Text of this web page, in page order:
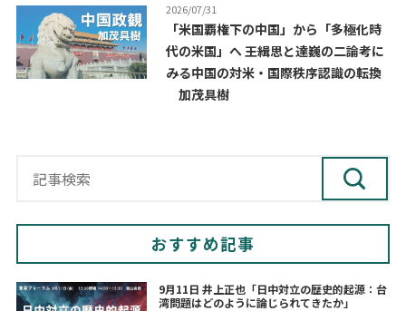
2026/07/31
「米国覇権下の中国」から「多極化時
代の米国」へ ――王緝思と達巍の二論考に
みる中国の対米・国際秩序認識の転換
加茂具樹
おすすめ記事
9月11日 井上正也「日中対立の歴史的起源：台
湾問題はどのように論じられてきたか」